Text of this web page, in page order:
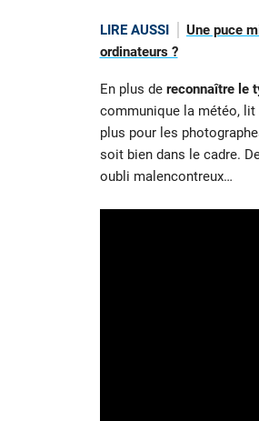
LIRE AUSSI
Une puce
ordinateurs ?
En plus de reconnaître le
communique la météo, lit
plus pour les
soit bien dans le cadre.
oubli malencontreux…